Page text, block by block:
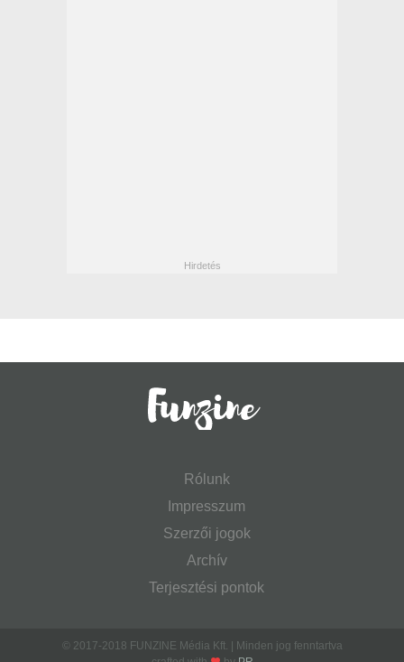
Rólunk
Impresszum
Szerzői jogok
Archív
Terjesztési pontok
© 2017-2018 FUNZINE Média Kft. | Minden jog fenntartva